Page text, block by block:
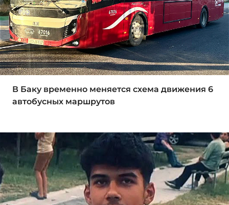
В Баку временно меняется схема движения 6
автобусных маршрутов